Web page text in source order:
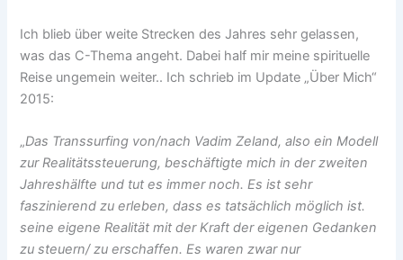
Ich blieb über weite Strecken des Jahres sehr gelassen,
was das C-Thema angeht. Dabei half mir meine spirituelle
Reise ungemein weiter.. Ich schrieb im Update „Über Mich“
2015:
„Das Transsurfing von/nach Vadim Zeland, also ein Modell
zur Realitätssteuerung, beschäftigte mich in der zweiten
Jahreshälfte und tut es immer noch. Es ist sehr
faszinierend zu erleben, dass es tatsächlich möglich ist.
seine eigene Realität mit der Kraft der eigenen Gedanken
zu steuern/ zu erschaffen. Es waren zwar nur